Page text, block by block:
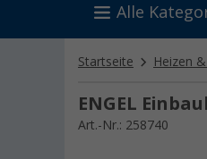
Alle
Startseite Heizen
ENGEL
Art.-Nr.: 258740